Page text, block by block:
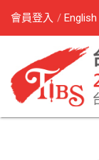
會員登入 English